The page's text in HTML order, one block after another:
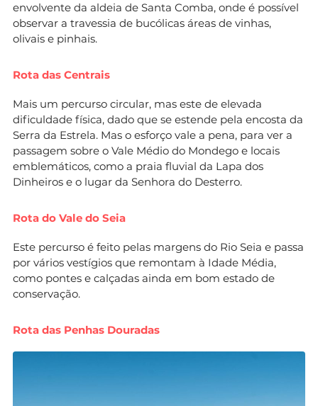
envolvente da aldeia de Santa Comba, onde é possível
observar a travessia de bucólicas áreas de vinhas,
olivais e pinhais.
Rota das Centrais
Mais um percurso circular, mas este de elevada
dificuldade física, dado que se estende pela encosta da
Serra da Estrela. Mas o esforço vale a pena, para ver a
passagem sobre o Vale Médio do Mondego e locais
emblemáticos, como a praia fluvial da Lapa dos
Dinheiros e o lugar da Senhora do Desterro.
Rota do Vale do Seia
Este percurso é feito pelas margens do Rio Seia e passa
por vários vestígios que remontam à Idade Média,
como pontes e calçadas ainda em bom estado de
conservação.
Rota das Penhas Douradas